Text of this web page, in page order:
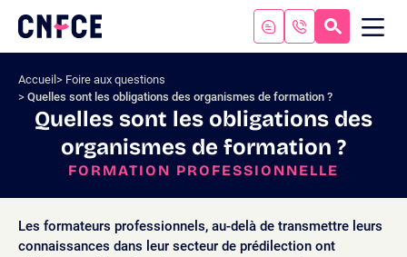
contenu
Logo
site
Accueil
Foire aux questions
Quelles sont les obligations des organismes de formation ?
Quelles sont les obligations des
organismes de formation ?
FORMATION PROFESSIONNELLE
Les formateurs professionnels, au-delà de transmettre leurs
connaissances dans leur secteur de prédilection ont